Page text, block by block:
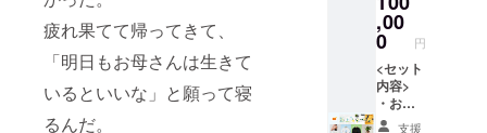
疲れ果てて帰ってきて、
「明日もお母さんは生きて
いるといいな」と願って寝
るんだ。
ありま
す。
い。 ※
画像は
イメー
ジで
す。デ
ザイン
は変更
枚 ・ピ
ンバッ
ジ １個
・トー
トバッ
ク １個
・Tシャ
,00
0 円
<セット
内容>
・お礼
のメー
支援